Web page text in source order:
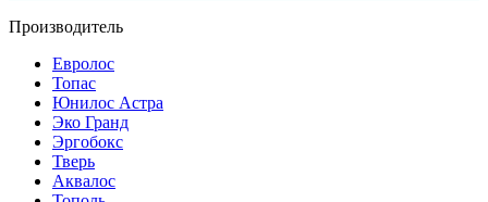
Производитель
Евролос
Топас
Юнилос Астра
Эко Гранд
Эргобокс
Тверь
Аквалос